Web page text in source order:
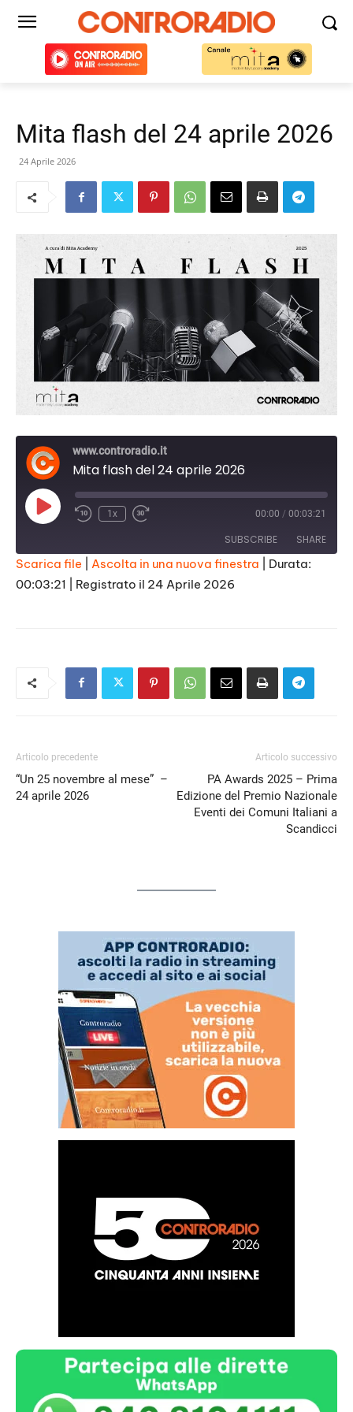
Mita flash del 24 aprile 2026
24 Aprile 2026
www.controradio.it
Mita flash del 24 aprile 2026
Play
Episode
1x 00:00 / 00:03:21
SUBSCRIBE SHARE
SHARE
Scarica file Ascolta in una nuova finestra
Durata:
00:03:21
Registrato il 24 Aprile 2026
Articolo precedente
“Un 25 novembre al mese” –
24 aprile 2026
Articolo successivo
PA Awards 2025 – Prima
Edizione del Premio Nazionale
Eventi dei Comuni Italiani a
Scandicci